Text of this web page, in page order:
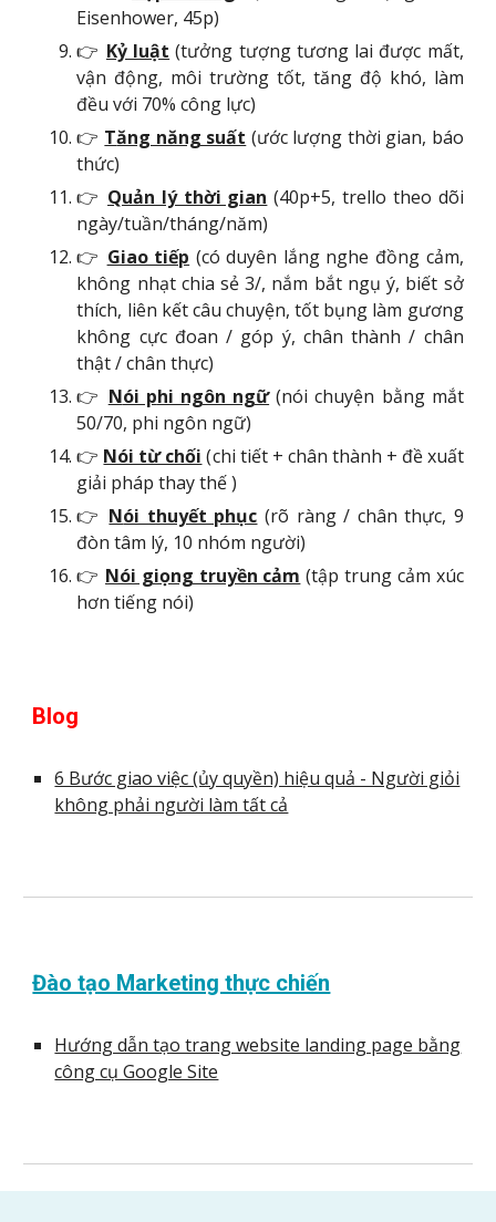
Eisenhower, 45p)
👉 Kỷ luật (tưởng tượng tương lai được mất,
vận động, môi trường tốt, tăng độ khó, làm
đều với 70% công lực)
👉 Tăng năng suất (ước lượng thời gian, báo
thức)
👉 Quản lý thời gian (40p+5, trello theo dõi
ngày/tuần/tháng/năm)
👉 Giao tiếp (có duyên lắng nghe đồng cảm,
không nhạt chia sẻ 3/, nắm bắt ngụ ý, biết sở
thích, liên kết câu chuyện, tốt bụng làm gương
không cực đoan / góp ý, chân thành / chân
thật / chân thực)
👉 Nói phi ngôn ngữ(nói chuyện bằng mắt
50/70, phi ngôn ngữ)
👉 Nói từ chối (chi tiết + chân thành + đề xuất
giải pháp thay thế )
👉 Nói thuyết phục (rõ ràng / chân thực, 9
đòn tâm lý, 10 nhóm người)
👉 Nói giọng truyền cảm (tập trung cảm xúc
hơn tiếng nói)
Blog
6 Bước giao việc (ủy quyền) hiệu quả - Người giỏi
không phải người làm tất cả
Đào tạo Marketing thực chiến
Hướng dẫn tạo trang website landing page bằng
công cụ Google Site